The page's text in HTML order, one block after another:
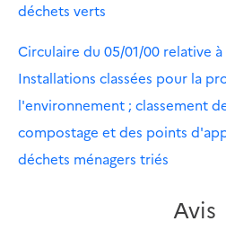
déchets verts
Circulaire du 05/01/00 relative
Installations classées pour la
l'environnement ; classement
compostage et des points
déchets ménagers triés
Avis